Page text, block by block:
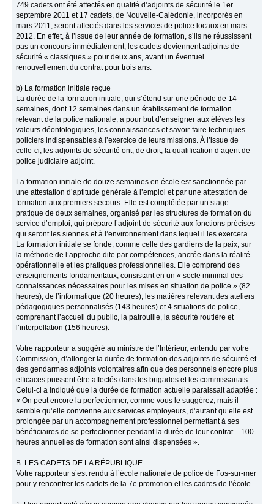
749 cadets ont été affectés en qualité d’adjoints de sécurité le 1er
septembre 2011 et 17 cadets, de Nouvelle-Calédonie, incorporés en
mars 2011, seront affectés dans les services de police locaux en mars
2012. En effet, à l’issue de leur année de formation, s’ils ne réussissent
pas un concours immédiatement, les cadets deviennent adjoints de
sécurité « classiques » pour deux ans, avant un éventuel
renouvellement du contrat pour trois ans.
b) La formation initiale reçue
La durée de la formation initiale, qui s’étend sur une période de 14
semaines, dont 12 semaines dans un établissement de formation
relevant de la police nationale, a pour but d’enseigner aux élèves les
valeurs déontologiques, les connaissances et savoir-faire techniques
policiers indispensables à l’exercice de leurs missions. À l’issue de
celle-ci, les adjoints de sécurité ont, de droit, la qualification d’agent de
police judiciaire adjoint.
La formation initiale de douze semaines en école est sanctionnée par
une attestation d’aptitude générale à l’emploi et par une attestation de
formation aux premiers secours. Elle est complétée par un stage
pratique de deux semaines, organisé par les structures de formation du
service d’emploi, qui prépare l’adjoint de sécurité aux fonctions précises
qui seront les siennes et à l’environnement dans lequel il les exercera.
La formation initiale se fonde, comme celle des gardiens de la paix, sur
la méthode de l’approche dite par compétences, ancrée dans la réalité
opérationnelle et les pratiques professionnelles. Elle comprend des
enseignements fondamentaux, consistant en un « socle minimal des
connaissances nécessaires pour les mises en situation de police » (82
heures), de l’informatique (20 heures), les matières relevant des ateliers
pédagogiques personnalisés (143 heures) et 4 situations de police,
comprenant l’accueil du public, la patrouille, la sécurité routière et
l’interpellation (156 heures).
Votre rapporteur a suggéré au ministre de l’Intérieur, entendu par votre
Commission, d’allonger la durée de formation des adjoints de sécurité et
des gendarmes adjoints volontaires afin que des personnels encore plus
efficaces puissent être affectés dans les brigades et les commissariats.
Celui-ci a indiqué que la durée de formation actuelle paraissait adaptée :
« On peut encore la perfectionner, comme vous le suggérez, mais il
semble qu’elle convienne aux services employeurs, d’autant qu’elle est
prolongée par un accompagnement professionnel permettant à ses
bénéficiaires de se perfectionner pendant la durée de leur contrat – 100
heures annuelles de formation sont ainsi dispensées ».
B. LES CADETS DE LA RÉPUBLIQUE
Votre rapporteur s’est rendu à l’école nationale de police de Fos-sur-mer
pour y rencontrer les cadets de la 7e promotion et les cadres de l’école.